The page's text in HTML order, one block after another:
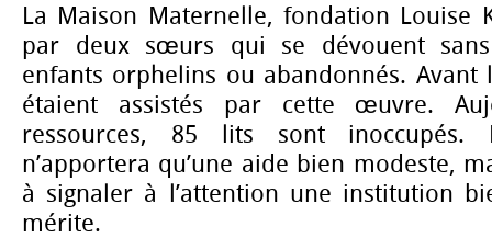
La Maison Maternelle, fondation Louise
par deux sœurs qui se dévouent
enfants orphelins ou abandonnés. Avant
étaient assistés par cette œuvre.
ressources, 85 lits sont
n’apportera qu’une aide bien modeste,
à signaler à l’attention une institution
mérite.